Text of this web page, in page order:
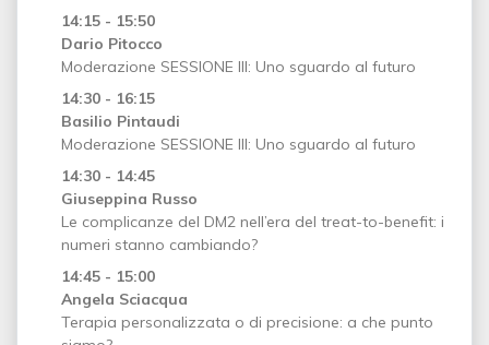
14:15 - 15:50
Dario Pitocco
Moderazione SESSIONE III: Uno sguardo al futuro
14:30 - 16:15
Basilio Pintaudi
Moderazione SESSIONE III: Uno sguardo al futuro
14:30 - 14:45
Giuseppina Russo
Le complicanze del DM2 nell’era del treat-to-benefit: i
numeri stanno cambiando?
14:45 - 15:00
Angela Sciacqua
Terapia personalizzata o di precisione: a che punto